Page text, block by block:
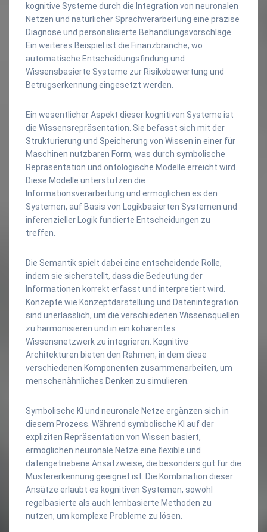
kognitive Systeme durch die Integration von neuronalen
Netzen und natürlicher Sprachverarbeitung eine präzise
Diagnose und personalisierte Behandlungsvorschläge.
Ein weiteres Beispiel ist die Finanzbranche, wo
automatische Entscheidungsfindung und
Wissensbasierte Systeme zur Risikobewertung und
Betrugserkennung eingesetzt werden.
Ein wesentlicher Aspekt dieser kognitiven Systeme ist
die Wissensrepräsentation. Sie befasst sich mit der
Strukturierung und Speicherung von Wissen in einer für
Maschinen nutzbaren Form, was durch symbolische
Repräsentation und ontologische Modelle erreicht wird.
Diese Modelle unterstützen die
Informationsverarbeitung und ermöglichen es den
Systemen, auf Basis von Logikbasierten Systemen und
inferenzieller Logik fundierte Entscheidungen zu
treffen.
Die Semantik spielt dabei eine entscheidende Rolle,
indem sie sicherstellt, dass die Bedeutung der
Informationen korrekt erfasst und interpretiert wird.
Konzepte wie Konzeptdarstellung und Datenintegration
sind unerlässlich, um die verschiedenen Wissensquellen
zu harmonisieren und in ein kohärentes
Wissensnetzwerk zu integrieren. Kognitive
Architekturen bieten den Rahmen, in dem diese
verschiedenen Komponenten zusammenarbeiten, um
menschenähnliches Denken zu simulieren.
Symbolische KI und neuronale Netze ergänzen sich in
diesem Prozess. Während symbolische KI auf der
expliziten Repräsentation von Wissen basiert,
ermöglichen neuronale Netze eine flexible und
datengetriebene Ansatzweise, die besonders gut für die
Mustererkennung geeignet ist. Die Kombination dieser
Ansätze erlaubt es kognitiven Systemen, sowohl
regelbasierte als auch lernbasierte Methoden zu
nutzen, um komplexe Probleme zu lösen.